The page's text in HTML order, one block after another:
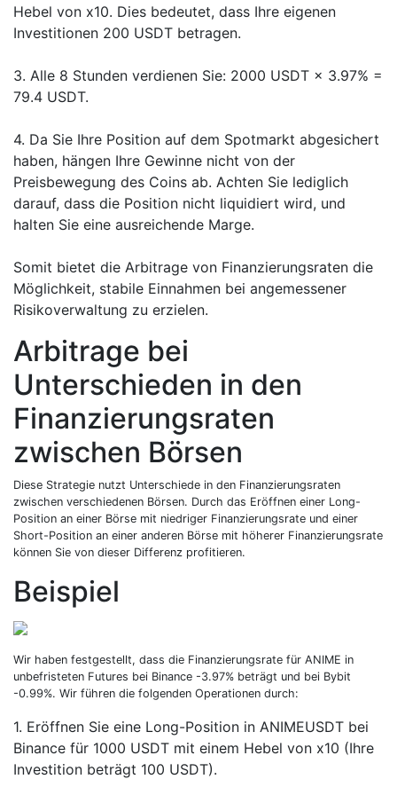
Hebel von x10. Dies bedeutet, dass Ihre eigenen
Investitionen 200 USDT betragen.
3. Alle 8 Stunden verdienen Sie: 2000 USDT × 3.97% =
79.4 USDT.
4. Da Sie Ihre Position auf dem Spotmarkt abgesichert
haben, hängen Ihre Gewinne nicht von der
Preisbewegung des Coins ab. Achten Sie lediglich
darauf, dass die Position nicht liquidiert wird, und
halten Sie eine ausreichende Marge.
Somit bietet die Arbitrage von Finanzierungsraten die
Möglichkeit, stabile Einnahmen bei angemessener
Risikoverwaltung zu erzielen.
Arbitrage bei
Unterschieden in den
Finanzierungsraten
zwischen Börsen
Diese Strategie nutzt Unterschiede in den Finanzierungsraten
zwischen verschiedenen Börsen. Durch das Eröffnen einer Long-
Position an einer Börse mit niedriger Finanzierungsrate und einer
Short-Position an einer anderen Börse mit höherer Finanzierungsrate
können Sie von dieser Differenz profitieren.
Beispiel
Wir haben festgestellt, dass die Finanzierungsrate für ANIME in
unbefristeten Futures bei Binance -3.97% beträgt und bei Bybit
-0.99%. Wir führen die folgenden Operationen durch:
1. Eröffnen Sie eine Long-Position in ANIMEUSDT bei
Binance für 1000 USDT mit einem Hebel von x10 (Ihre
Investition beträgt 100 USDT).